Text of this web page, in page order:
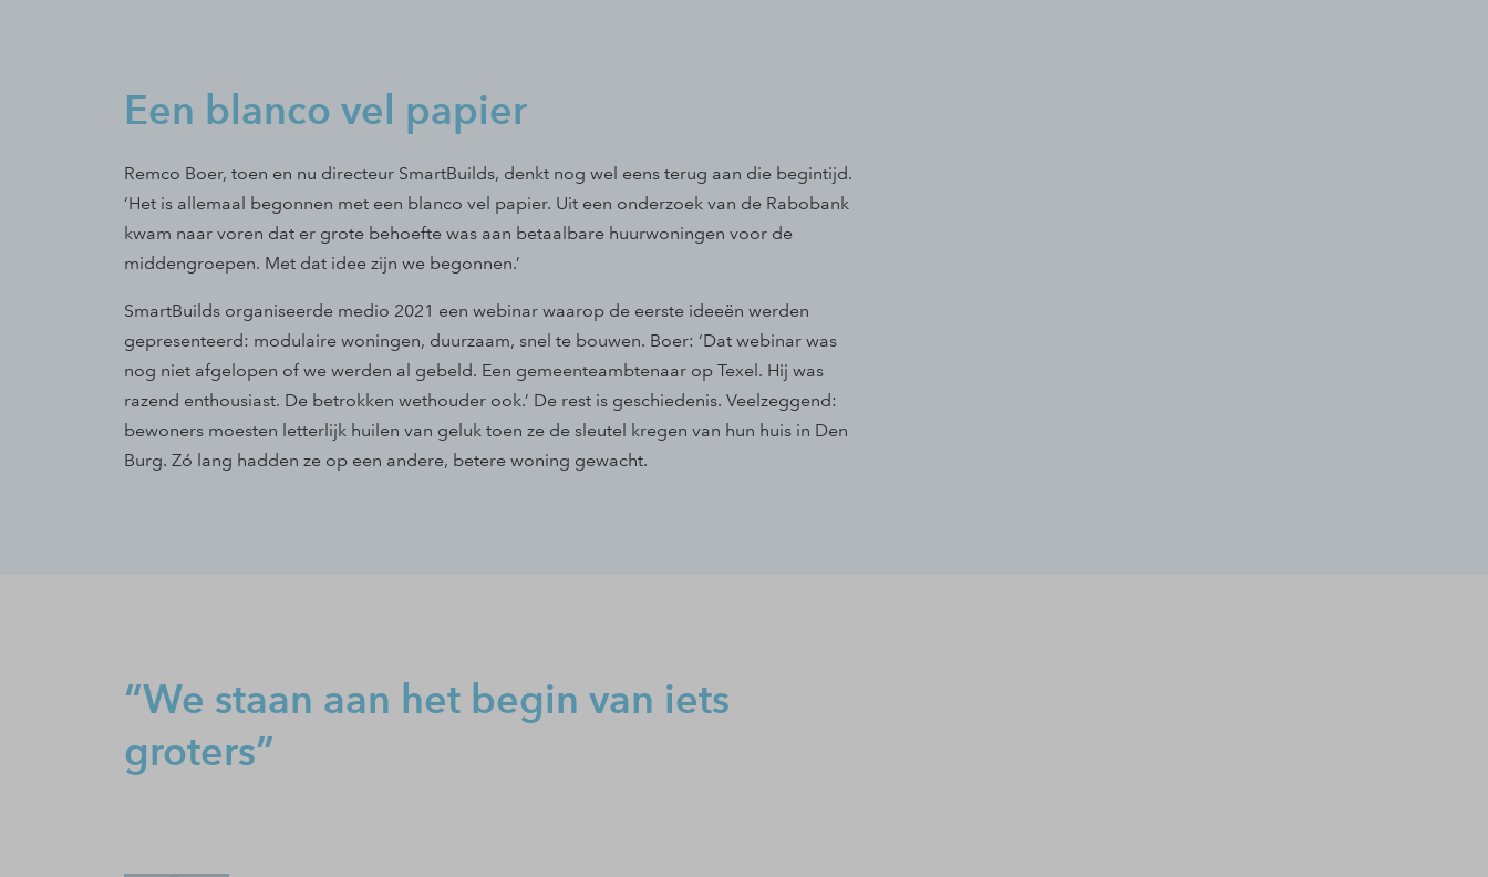
Een blanco vel papier
Remco Boer, toen en nu directeur SmartBuilds, denkt nog wel eens terug aan die begintijd.
‘Het is allemaal begonnen met een blanco vel papier. Uit een onderzoek van de Rabobank
kwam naar voren dat er grote behoefte was aan betaalbare huurwoningen voor de
middengroepen. Met dat idee zijn we begonnen.’
SmartBuilds organiseerde medio 2021 een webinar waarop de eerste ideeën werden
gepresenteerd: modulaire woningen, duurzaam, snel te bouwen. Boer: ‘Dat webinar was
nog niet afgelopen of we werden al gebeld. Een gemeenteambtenaar op Texel. Hij was
razend enthousiast. De betrokken wethouder ook.’ De rest is geschiedenis. Veelzeggend:
bewoners moesten letterlijk huilen van geluk toen ze de sleutel kregen van hun huis in Den
Burg. Zó lang hadden ze op een andere, betere woning gewacht.
We staan aan het begin van iets
groters